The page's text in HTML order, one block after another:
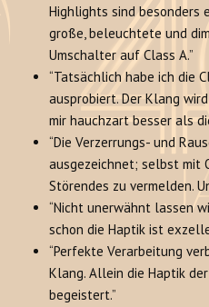
Highlights sind besonders
große, beleuchtete und
Umschalter auf Class A.”
“Tatsächlich habe ich die
ausprobiert. Der Klang
mir hauchzart besser als
“Die Verzerrungs- und
ausgezeichnet; selbst mit
Störendes zu vermelden.
“Nicht unerwähnt lassen
schon die Haptik ist
“Perfekte Verarbeitung
Klang. Allein die Haptik
begeistert.”